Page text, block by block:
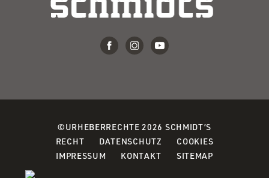
©URHEBERRECHTE 2026 SCHMIDT’S
RECHT(OPENS
IN
DATENSCHUTZ (OPENS
COOKIES(OPENS
IMPRESSUM KONTAKT SITEMAP